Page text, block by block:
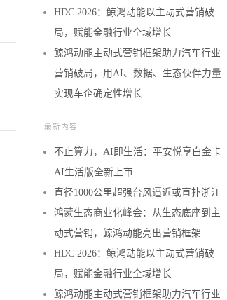
HDC 2026：鲸鸿动能以主动式营销破
局，赋能金融行业全域增长
鲸鸿动能主动式营销框架助力汽车行业
营销破局，用AI、数据、生态伙伴力量
实现车企确定性增长
最新内容
不止算力，AI即生活：平安悦享白金卡
AI生活版全新上市
直径1000公里超强台风逼近或直扑浙江
鸿蒙生态商业化峰会：从生态底座到主
动式营销，鲸鸿动能亮出营销框架
HDC 2026：鲸鸿动能以主动式营销破
局，赋能金融行业全域增长
鲸鸿动能主动式营销框架助力汽车行业